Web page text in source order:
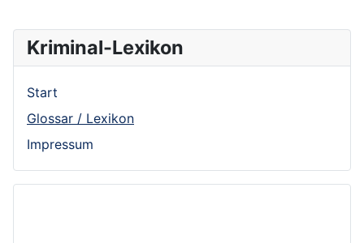
Kriminal-Lexikon
Start
Glossar / Lexikon
Impressum